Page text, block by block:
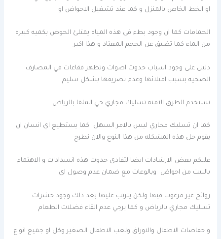
او الخط الخاص بالمنزل و كما عند تشغيل الاحواض او
الحمامات كما ان وجود بطء في هذه المياه يمتلئ الحوض بكميه كبيره
من الماء كما تضيق عن الحجم المعتاد و هذا اكبر
دليل على وجود اسباب حدوث اصوات وتظهر فقاعات في المصارف
الصحيه بسبب امتلائها وعدم تصريفها بشكل سليم
نستخدم الطرق الامنه تسليك مجاري حي الملقا بالرياض
كما ان تسليك مجاري ليس بالامر السهل كما يستطيع اي انسان ان
يقوم حل هذه المشكله من هذا النوع والان نطرح
عليكم بعض الارشادات ايضا لتفادي حدوث هذه انسدادات و الاهتمام
بالبيت من احواض وبالوعات مع ضمان عدم وصول اي
روائح غير مرغوب فيها ولكن يترتب عليها بعد ذلك وجود حشرات
تسليك مجاري بالرياض و كما يرجي عدم القاء فضلات الطعام
و حفاضات الاطفال والاوراق ولعب الاطفال الصغير وكل او جميع انواع